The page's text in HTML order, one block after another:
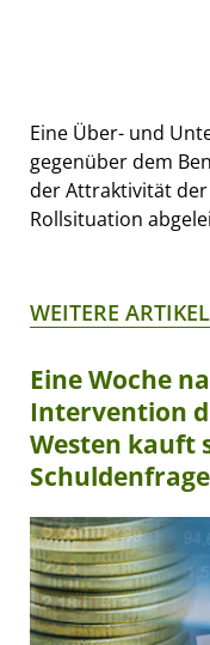
Eine Über- und
gegenüber dem
der Attraktivität
Rollsituation
WEITERE
Eine Woche
Intervention
Westen kauft